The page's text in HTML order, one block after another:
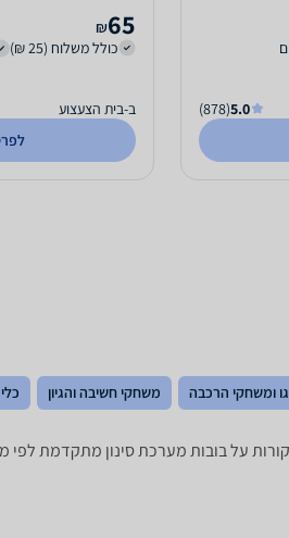
5.0
(878)
65
₪
כולל משלוח (25 ₪)
ב-בית הצעצוע
ומשחקי הרכבה משחקי חשיבה והגיון
מאות ביקורות על בובות מערכת סינון